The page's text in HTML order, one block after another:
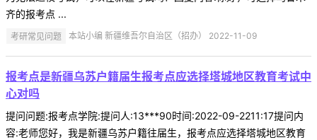
齐的报考点 ...
考研常见问题 本站小编 新疆维吾尔自治区（招办） 2022-11-09
报考点是新疆乌苏户籍届生报考点应选择塔城地区教育考试中
心对吗
提问问题:报考点学院:提问人:13***90时间:2022-09-2211:17提问内
容:老师您好，我是新疆乌苏户籍往届生，报考点应选择塔城地区教育